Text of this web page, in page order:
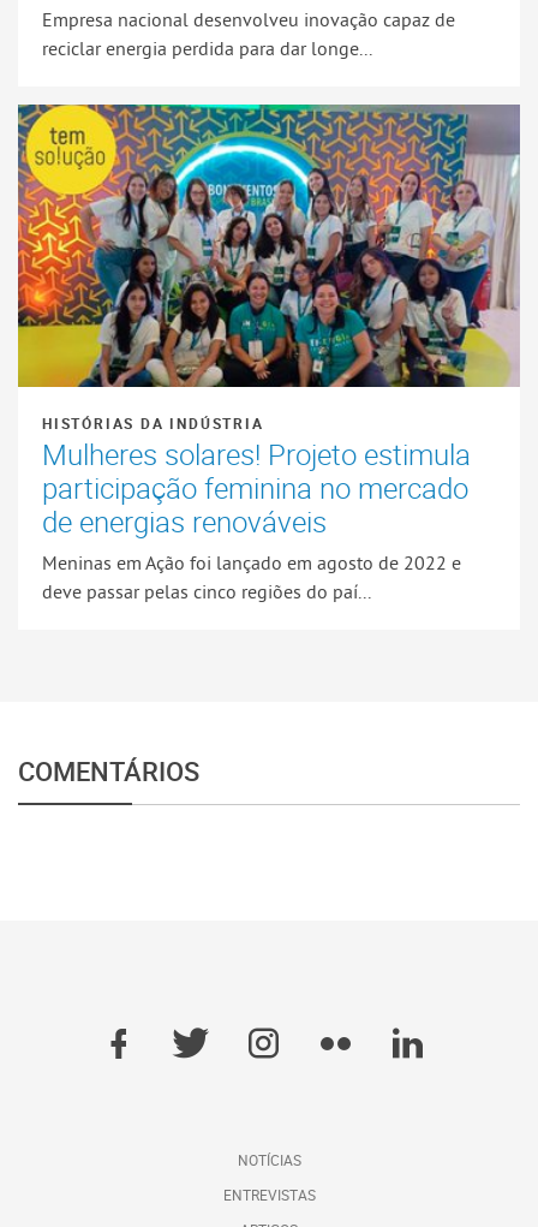
Empresa nacional desenvolveu inovação capaz de
reciclar energia perdida para dar longe...
HISTÓRIAS DA INDÚSTRIA
Mulheres solares! Projeto estimula
participação feminina no mercado
de energias renováveis
Meninas em Ação foi lançado em agosto de 2022 e
deve passar pelas cinco regiões do paí...
COMENTÁRIOS
NOTÍCIAS
ENTREVISTAS